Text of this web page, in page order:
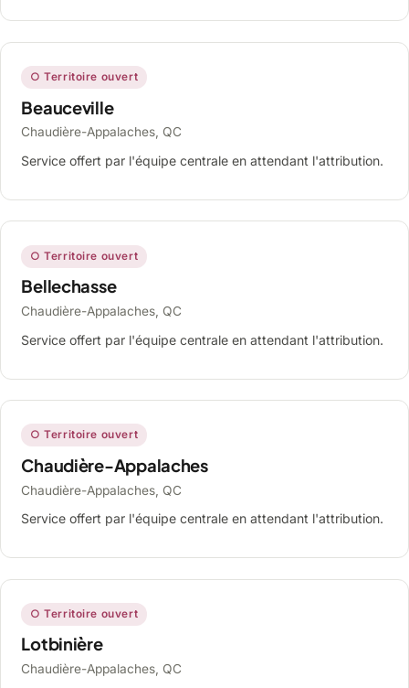
○ Territoire ouvert
Beauceville
Chaudière-Appalaches, QC
Service offert par l'équipe centrale en attendant l'attribution.
○ Territoire ouvert
Bellechasse
Chaudière-Appalaches, QC
Service offert par l'équipe centrale en attendant l'attribution.
○ Territoire ouvert
Chaudière-Appalaches
Chaudière-Appalaches, QC
Service offert par l'équipe centrale en attendant l'attribution.
○ Territoire ouvert
Lotbinière
Chaudière-Appalaches, QC